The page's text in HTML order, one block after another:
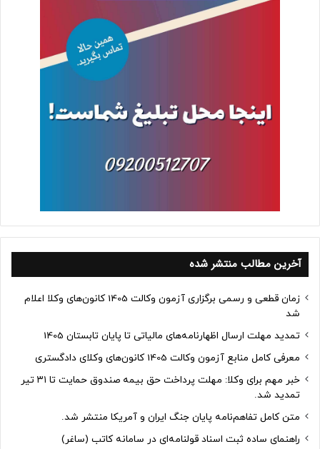
آخرین مطالب منتشر شده
زمان قطعی و رسمی برگزاری آزمون وکالت 1405 کانون‌های وکلا اعلام
شد
تمدید مهلت ارسال اظهارنامه‌های مالیاتی تا پایان تابستان 1405
معرفی کامل منابع آزمون وکالت 1405 کانون‌های وکلای دادگستری
خبر مهم برای وکلا: مهلت پرداخت حق بیمه صندوق حمایت تا ۳۱ تیر
تمدید شد.
متن کامل تفاهم‌نامه پایان جنگ ایران و آمریکا منتشر شد.
راهنمای ساده ثبت اسناد قولنامه‌ای در سامانه کاتب (ساغر)